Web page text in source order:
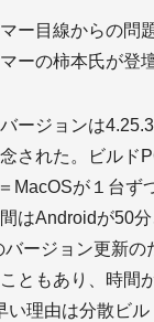
ー目線からの問
ーの柿本氏が登
ージョンは
された。ビルド
MacOSが１台ず
はAndroidが50
ージョン更新の
ともあり、時間
い理由は分散ビ